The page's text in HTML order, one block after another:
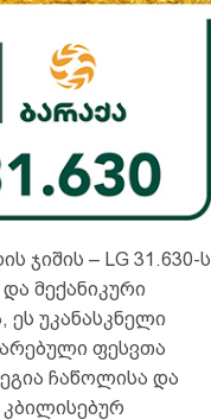
ჯიშის – LG 31.630-ს
მექანიკური
უკანასკნელი
ფესვთა
ჩაწოლისა და
კბილისებურ